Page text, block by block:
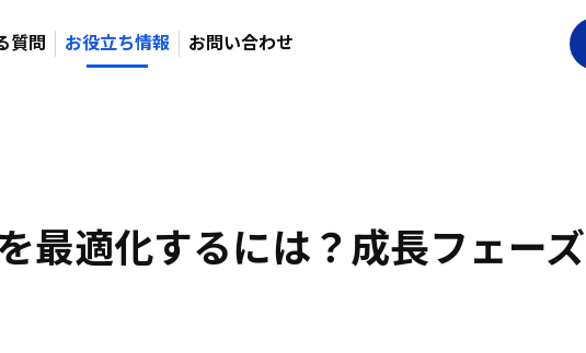
質問 お役立ち情報 お問い合わせ
最適化するには？成長フェー